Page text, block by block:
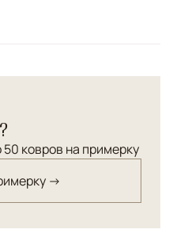
привнести уюта, но и
при декорировании
натуральной
ковров на примерку
→